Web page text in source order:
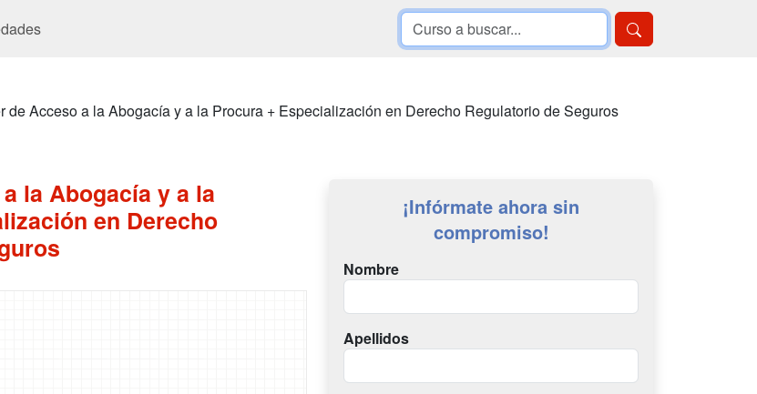
de Acceso a la Abogacía y a la Procura + Especialización en Derecho Regulatorio de Seguros
la Abogacía y a la
en Derecho
¡Infórmate ahora sin
compromiso!
Nombre
Apellidos